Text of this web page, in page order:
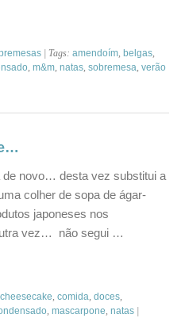
| Tags: amendoím belgas
m&m natas sobremesa verão
novo… desta vez substitui a
colher de sopa de ágar-
japoneses nos
vez… não segui …
cheesecake comida doces
mascarpone natas |